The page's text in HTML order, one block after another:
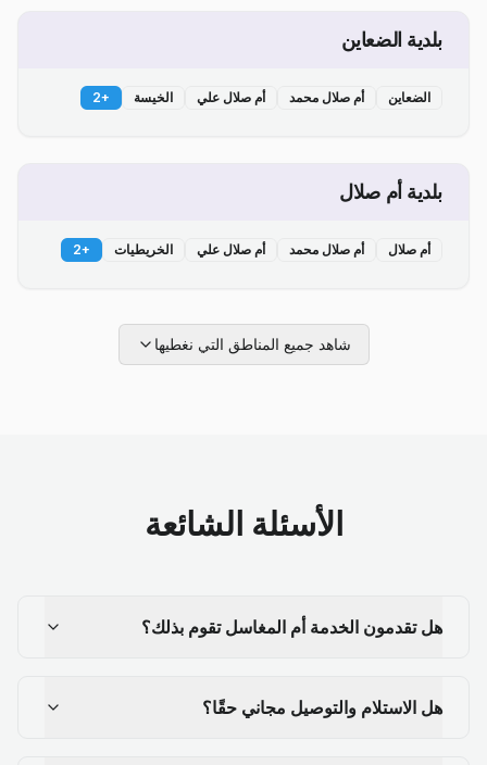
بلدية الضعاين
الضعاين أم صلال محمد أم صلال علي الخيسة +
2
بلدية أم صلال
أم صلال أم صلال محمد أم صلال علي الخريطيات +
2
شاهد جميع المناطق التي نغطيها
الأسئلة الشائعة
هل تقدمون الخدمة أم المغاسل تقوم بذلك؟
هل الاستلام والتوصيل مجاني حقًا؟